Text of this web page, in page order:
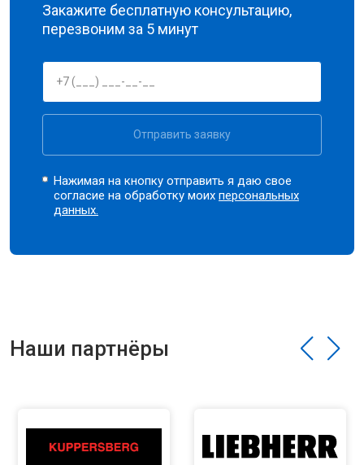
Закажите бесплатную консультацию,
перезвоним за 5 минут
Отправить заявку
Нажимая на кнопку отправить я даю свое
согласие на обработку моихперсональных
данных.
Наши партнёры